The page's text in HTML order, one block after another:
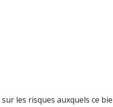
les risques auxquels ce